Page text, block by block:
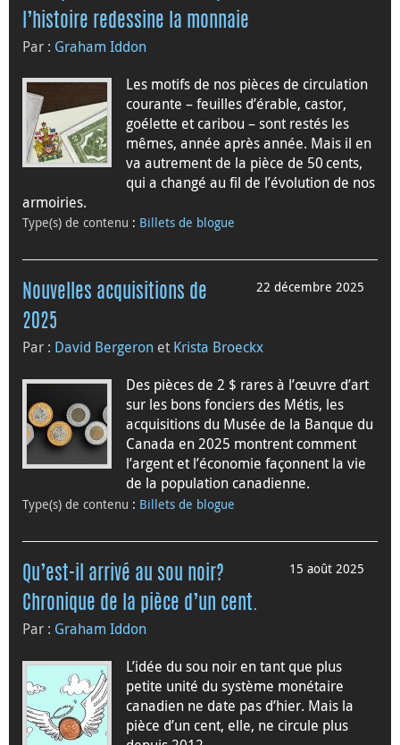
l’histoire redessine la monnaie
Par : Graham Iddon
Les motifs de nos pièces de circulation
courante – feuilles d’érable, castor,
goélette et caribou – sont restés les
mêmes, année après année. Mais il en
va autrement de la pièce de 50 cents,
qui a changé au fil de l’évolution de nos
armoiries.
Type(s) de contenu : Billets de blogue
22 décembre 2025
Nouvelles acquisitions de
2025
Par : David Bergeron et Krista Broeckx
Des pièces de 2 $ rares à l’œuvre d’art
sur les bons fonciers des Métis, les
acquisitions du Musée de la Banque du
Canada en 2025 montrent comment
l’argent et l’économie façonnent la vie
de la population canadienne.
Type(s) de contenu : Billets de blogue
15 août 2025
Qu’est-il arrivé au sou noir?
Chronique de la pièce d’un cent.
Par : Graham Iddon
L’idée du sou noir en tant que plus
petite unité du système monétaire
canadien ne date pas d’hier. Mais la
pièce d’un cent, elle, ne circule plus